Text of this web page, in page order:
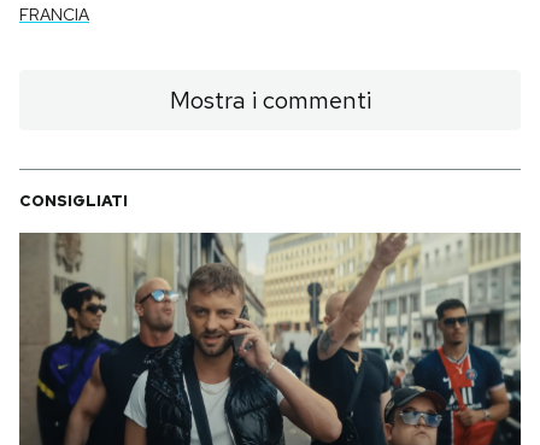
FRANCIA
Mostra i commenti
CONSIGLIATI